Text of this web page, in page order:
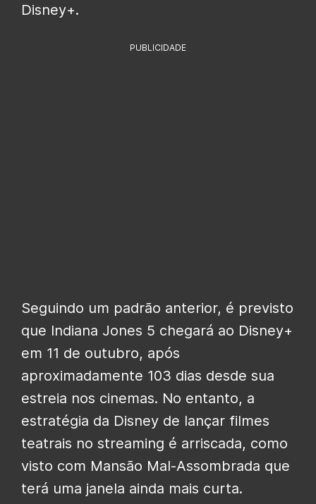
Disney+.
PUBLICIDADE
Seguindo um padrão anterior, é previsto
que Indiana Jones 5 chegará ao Disney+
em 11 de outubro, após
aproximadamente 103 dias desde sua
estreia nos cinemas. No entanto, a
estratégia da Disney de lançar filmes
teatrais no streaming é arriscada, como
visto com Mansão Mal-Assombrada que
terá uma janela ainda mais curta.